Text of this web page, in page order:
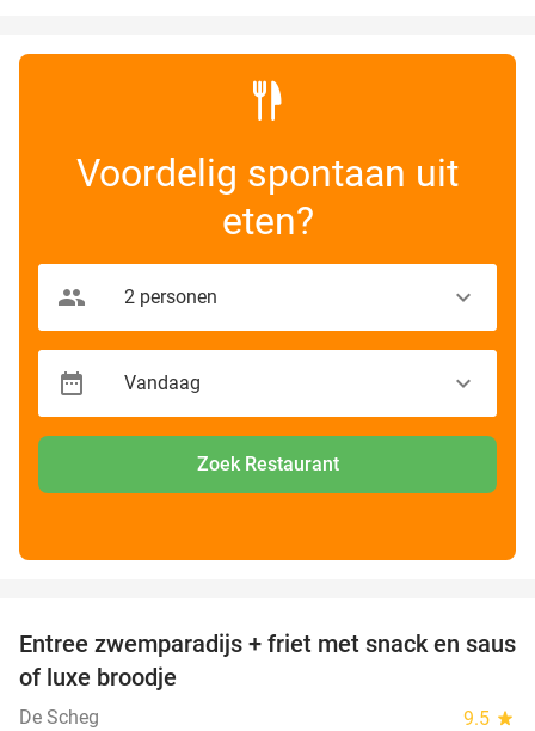
Voordelig spontaan uit
eten?
Zoek Restaurant
20%
Entree zwemparadijs + friet met snack en saus
of luxe broodje
De Scheg 9.5 star